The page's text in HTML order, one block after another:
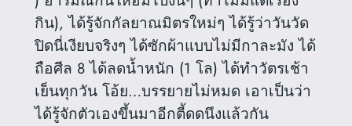
กิน), ได้รู้จักกัลยาณมิตรใหม่ๆ ได้รู้ว่าวันวัด
ปิดนี่เงียบจริงๆ ได้ซักผ้าแบบไม่มีกาละมัง ได้
ถือศีล 8 ได้ลดน้ำหนัก (1 โล) ได้ทำวัตรเช้า
เย็นทุกวัน โอ้ย…บรรยายไม่หมด เอาเป็นว่า
ได้รู้จักตัวเองขึ้นมาอีกตี้ดดนึงแล้วกัน